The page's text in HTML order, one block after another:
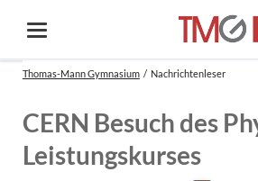
Thomas-Mann Gymnasium Nachrichtenleser
CERN Besuch des
Leistungskurses